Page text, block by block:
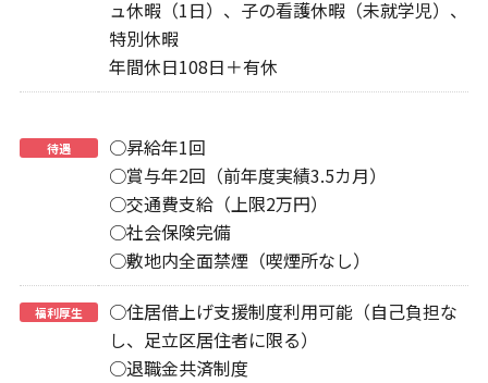
ュ休暇（1日）、子の看護休暇（未就学児）、
特別休暇
年間休日108日＋有休
待遇
○昇給年1回
○賞与年2回（前年度実績3.5カ月）
○交通費支給（上限2万円）
○社会保険完備
○敷地内全面禁煙（喫煙所なし）
福利厚生
○住居借上げ支援制度利用可能（自己負担な
し、足立区居住者に限る）
○退職金共済制度